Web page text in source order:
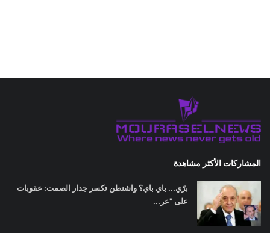
المشاركات الأكثر مشاهدة
برّي... باي باي؟ واشنطن تكسر جدار الصمت: عقوبات
على "عر...